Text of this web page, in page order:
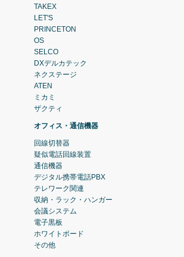
TAKEX
LET'S
PRINCETON
OS
SELCO
DXデルカテック
ネクステージ
ATEN
ミカミ
ザクティ
オフィス・通信機器
回線切替器
疑似電話回線装置
通信機器
デジタル携帯電話PBX
テレワーク関連
収納・ラック・ハンガー
会議システム
電子黒板
ホワイトボード
その他